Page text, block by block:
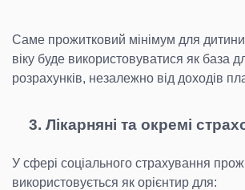
Саме прожитковий мінімум для дитини
віку буде використовуватися як база
розрахунків, незалежно від доходів
3. Лікарняні та окремі
У сфері соціального страхування
використовується як орієнтир для: